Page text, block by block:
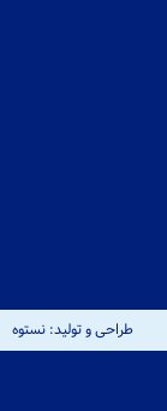
طراحی و تولید: نستوه